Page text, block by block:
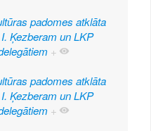
padomes atklāta
Ķezberam un LKP
+
padomes atklāta
Ķezberam un LKP
+